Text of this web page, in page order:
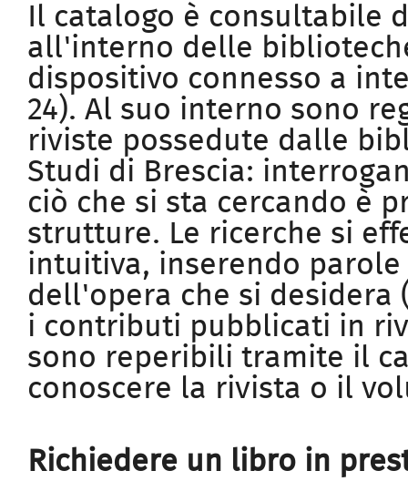
Il catalogo è consultabile
all'interno delle
dispositivo connesso a
24). Al suo interno sono
riviste possedute dalle
Studi di Brescia:
ciò che si sta cercando è
strutture. Le ricerche si
intuitiva, inserendo
dell'opera che si
i contributi pubblicati in
sono reperibili tramite il
conoscere la rivista o il
Richiedere un libro in